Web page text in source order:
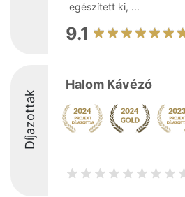
egészített ki, ...
9.1
Díjazottak
Halom Kávézó